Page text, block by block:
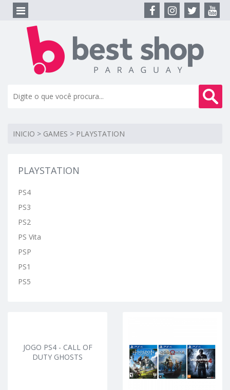
INICIO > GAMES > PLAYSTATION
PLAYSTATION
PS4
PS3
PS2
PS Vita
PSP
PS1
PS5
JOGO PS4 - CALL OF
DUTY GHOSTS